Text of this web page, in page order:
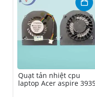
Quạt tản nhiệt cpu
laptop Acer aspire